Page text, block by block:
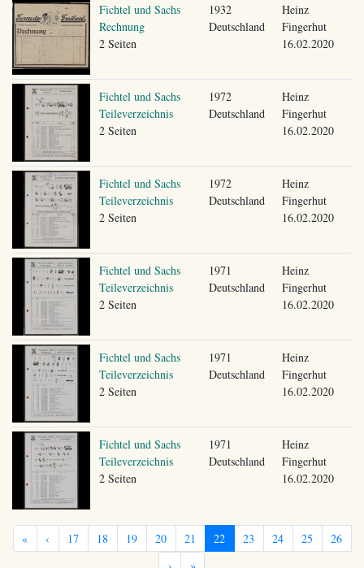
Fichtel und Sachs
Rechnung
2 Seiten
1932
Deutschland
Heinz
Fingerhut
16.02.2020
Fichtel und Sachs
Teileverzeichnis
2 Seiten
1972
Deutschland
Heinz
Fingerhut
16.02.2020
Fichtel und Sachs
Teileverzeichnis
2 Seiten
1972
Deutschland
Heinz
Fingerhut
16.02.2020
Fichtel und Sachs
Teileverzeichnis
2 Seiten
1971
Deutschland
Heinz
Fingerhut
16.02.2020
Fichtel und Sachs
Teileverzeichnis
2 Seiten
1971
Deutschland
Heinz
Fingerhut
16.02.2020
Fichtel und Sachs
Teileverzeichnis
2 Seiten
1971
Deutschland
Heinz
Fingerhut
16.02.2020
« ‹ 17 18 19 20 21 22 23 24 25
26
›
»